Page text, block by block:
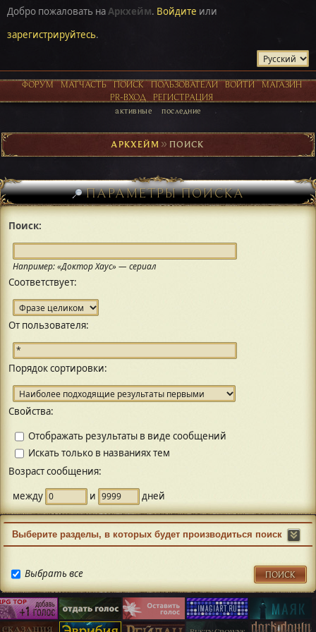
Добро пожаловать наАркхейм. Войдите или
зарегистрируйтесь.
ФОРУМ МАТЧАСТЬ ПОИСК ПОЛЬЗОВАТЕЛИ ВОЙТИ
МАГАЗИН
PR-ВХОД
РЕГИСТРАЦИЯ
активные последние
АРКХЕЙМ ►ПОИСК
ПАРАМЕТРЫ ПОИСКА
Поиск:
Например:«Доктор Хаус» — сериал
Соответствует:
От пользователя:
Порядок сортировки:
Свойства:
Отображать результаты в виде сообщений
Искать только в названиях тем
Возраст сообщения:
между
и дней
Выберите разделы, в которых будет производиться поиск
Выбрать все